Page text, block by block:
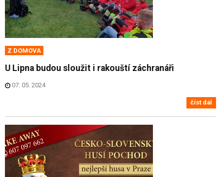
Z DOMOVA
U Lipna budou sloužit i rakouští záchranáři
07. 05. 2024
číst dál